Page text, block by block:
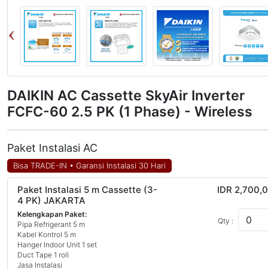
DAIKIN AC Cassette SkyAir Inverter
FCFC-60 2.5 PK (1 Phase) - Wireless
Paket Instalasi AC
Bisa TRADE-IN • Garansi Instalasi 30 Hari
Paket Instalasi 5 m Cassette (3-
4 PK) JAKARTA
Kelengkapan Paket:
Pipa Refrigerant 5 m
Kabel Kontrol 5 m
Hanger Indoor Unit 1 set
Duct Tape 1 roll
Jasa Instalasi
IDR
Qty :